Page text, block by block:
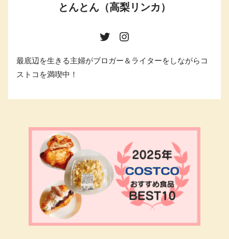
とんとん（高梨リンカ）
最底辺を生きる主婦がブロガー＆ライターをしながらコ
ストコを満喫中！